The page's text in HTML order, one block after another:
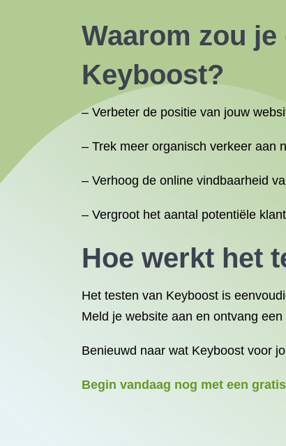
Waarom zou
Keyboost?
– Verbeter de positie van jouw
– Trek meer organisch verkeer aan
– Verhoog de online vindbaarheid
– Vergroot het aantal potentiële
Hoe werkt het
Het testen van Keyboost is
Meld je website aan en ontvang
Benieuwd naar wat Keyboost voor
Begin vandaag nog met een